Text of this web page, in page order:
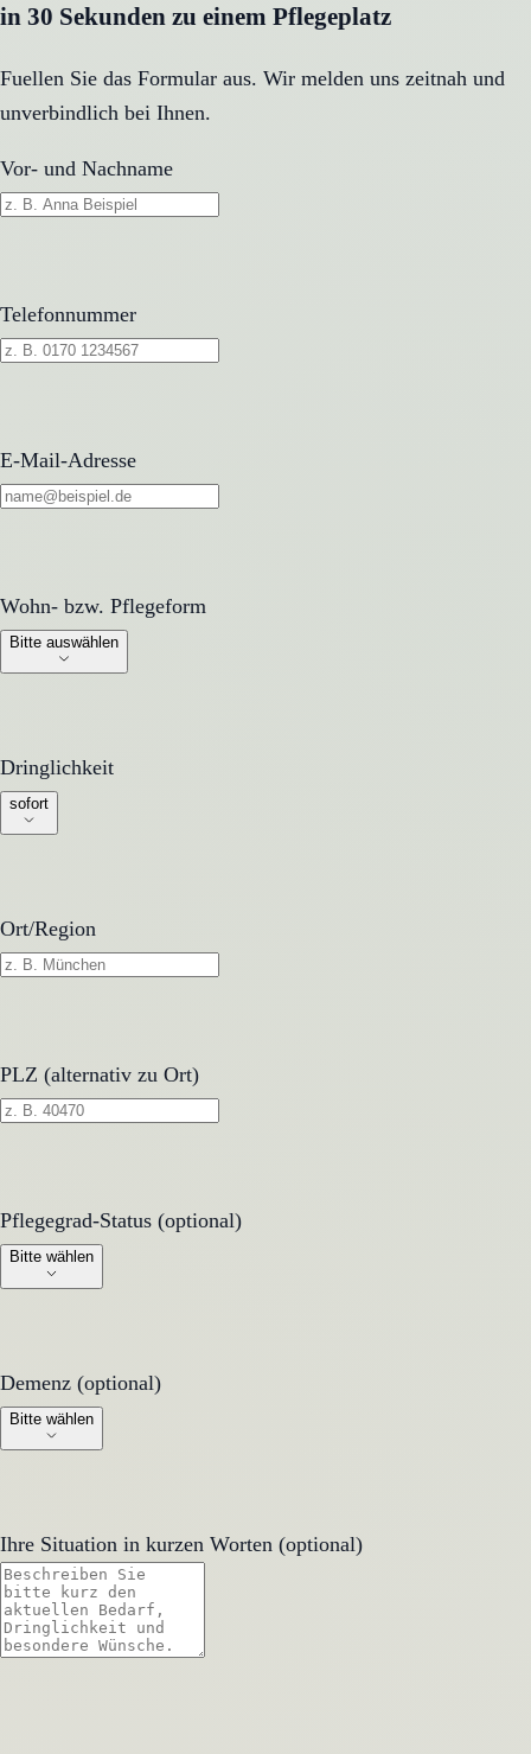
in 30 Sekunden zu einem Pflegeplatz
Fuellen Sie das Formular aus. Wir melden uns zeitnah und
unverbindlich bei Ihnen.
Vor- und Nachname
Telefonnummer
E-Mail-Adresse
Wohn- bzw. Pflegeform
Wohn- bzw. Pflegeform
Bitte auswählen
Dringlichkeit
Dringlichkeit
sofort
Ort/Region
PLZ (alternativ zu Ort)
Pflegegrad-Status (optional)
Pflegegrad-Status (optional)
Bitte wählen
Demenz (optional)
Demenz (optional)
Bitte wählen
Ihre Situation in kurzen Worten (optional)